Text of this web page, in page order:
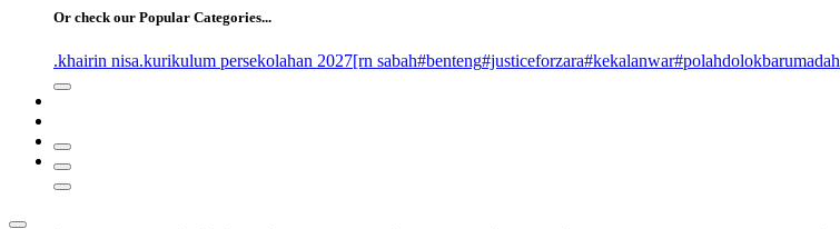
Or check our Popular Categories...
.khairin nisa.kurikulum persekolahan 2027[rn sabah#benteng#justiceforzara#kekalanwar#polahdolokbarumadah